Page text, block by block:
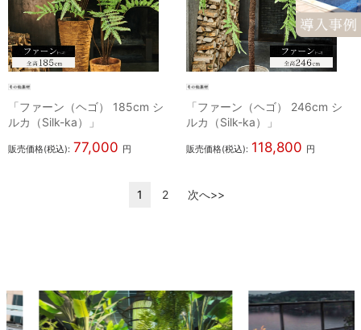
「ファーン（ヘゴ） 185cm シ
ルカ（Silk-ka）」
販売価格(税込): 77,000 円
「ファーン（ヘゴ） 246cm シ
ルカ（Silk-ka）」
販売価格(税込): 118,800 円
1 2 次へ>>